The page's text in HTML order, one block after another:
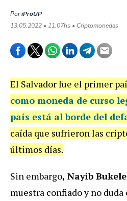
PoriProUP
13.05.2022 • 11:07hs • Criptomonedas
El Salvador fue el primer
como moneda de curso
país está alborde del
caída que sufrieron las
últimos días.
Sin embargo, Nayib
muestra confiado y no